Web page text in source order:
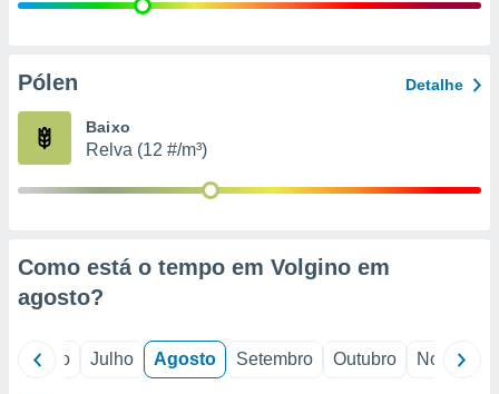
e
de
Pólen Detalhe
Baixo
Relva (12 #/m³)
Como está o tempo em Volgino em
agosto?
Junho Julho Agosto Setembro Outubro Novembro